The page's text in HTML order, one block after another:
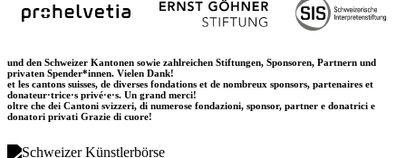
und den Schweizer Kantonen sowie zahlreichen Stiftungen, Sponsoren, Partnern und
privaten Spender*innen. Vielen Dank!
et les cantons suisses, de diverses fondations et de nombreux sponsors, partenaires et
donateur·trice·s privé·e·s. Un grand merci!
oltre che dei Cantoni svizzeri, di numerose fondazioni, sponsor, partner e donatrici e
donatori privati Grazie di cuore!